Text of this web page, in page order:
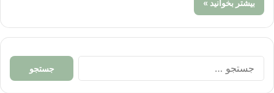
بیشتر بخوانید »
جستجو
برای: